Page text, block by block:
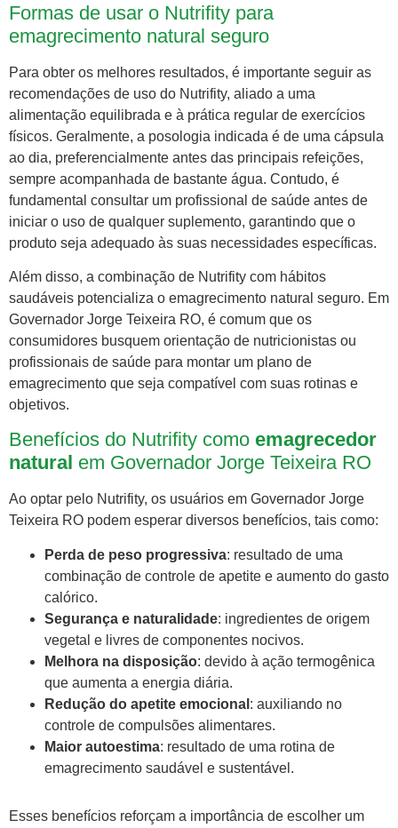
Formas de usar o Nutrifity para
emagrecimento natural seguro
Para obter os melhores resultados, é importante seguir as
recomendações de uso do Nutrifity, aliado a uma
alimentação equilibrada e à prática regular de exercícios
físicos. Geralmente, a posologia indicada é de uma cápsula
ao dia, preferencialmente antes das principais refeições,
sempre acompanhada de bastante água. Contudo, é
fundamental consultar um profissional de saúde antes de
iniciar o uso de qualquer suplemento, garantindo que o
produto seja adequado às suas necessidades específicas.
Além disso, a combinação de Nutrifity com hábitos
saudáveis potencializa o emagrecimento natural seguro. Em
Governador Jorge Teixeira RO, é comum que os
consumidores busquem orientação de nutricionistas ou
profissionais de saúde para montar um plano de
emagrecimento que seja compatível com suas rotinas e
objetivos.
Benefícios do Nutrifity como emagrecedor
natural em Governador Jorge Teixeira RO
Ao optar pelo Nutrifity, os usuários em Governador Jorge
Teixeira RO podem esperar diversos benefícios, tais como:
Perda de peso progressiva: resultado de uma
combinação de controle de apetite e aumento do gasto
calórico.
Segurança e naturalidade: ingredientes de origem
vegetal e livres de componentes nocivos.
Melhora na disposição: devido à ação termogênica
que aumenta a energia diária.
Redução do apetite emocional : auxiliando no
controle de compulsões alimentares.
Maior autoestima: resultado de uma rotina de
emagrecimento saudável e sustentável.
Esses benefícios reforçam a importância de escolher um